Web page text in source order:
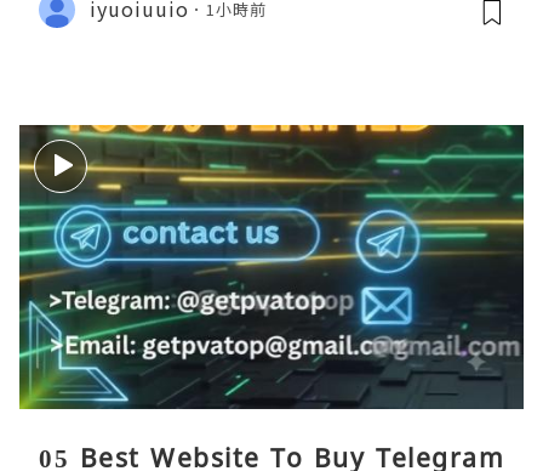
iyuoiuuio 1小時前
05 Best Website To Buy Telegram